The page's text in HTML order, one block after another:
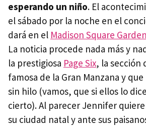
esperando un niño. El
el sábado por la noche en el
dará en el Madison Square
La noticia procede nada más y
la prestigiosa Page Six, la sección
famosa de la Gran Manzana y
sin hilo (vamos, que si ellos lo
cierto). Al parecer Jennifer
su ciudad natal y ante sus